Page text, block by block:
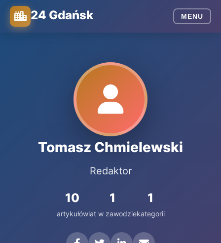
24 Gdańsk MENU
Tomasz Chmielewski
Redaktor
10
artykułów
1
lat w zawodzie
1
kategorii